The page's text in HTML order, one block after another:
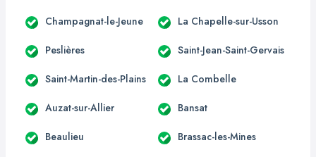
Champagnat-le-Jeune La Chapelle-sur-Usson
Peslières Saint-Jean-Saint-Gervais
Saint-Martin-des-Plains La Combelle
Auzat-sur-Allier Bansat
Beaulieu Brassac-les-Mines